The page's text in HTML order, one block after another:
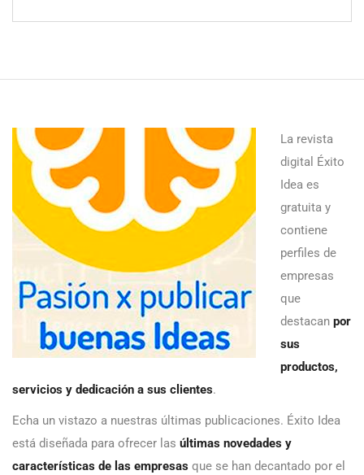
La revista
digital Éxito
Idea es
gratuita y
contiene
perfiles de
empresas
que
destacan por
sus
productos,
servicios y dedicación a sus clientes.
Echa un vistazo a nuestras últimas publicaciones. Éxito Idea
está diseñada para ofrecer las últimas novedades y
características de las empresas que se han decantado por el